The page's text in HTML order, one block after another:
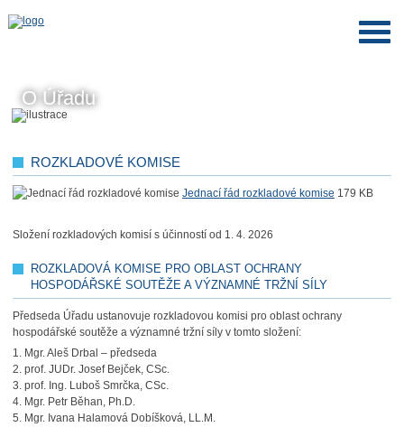
O Úřadu
ROZKLADOVÉ KOMISE
Jednací řád rozkladové komise 179 KB
Složení rozkladových komisí s účinností od 1. 4. 2026
ROZKLADOVÁ KOMISE PRO OBLAST OCHRANY
HOSPODÁŘSKÉ SOUTĚŽE A VÝZNAMNÉ TRŽNÍ SÍLY
Předseda Úřadu ustanovuje rozkladovou komisi pro oblast ochrany
hospodářské soutěže a významné tržní síly v tomto složení:
1. Mgr. Aleš Drbal – předseda
2. prof. JUDr. Josef Bejček, CSc.
3. prof. Ing. Luboš Smrčka, CSc.
4. Mgr. Petr Běhan, Ph.D.
5. Mgr. Ivana Halamová Dobíšková, LL.M.